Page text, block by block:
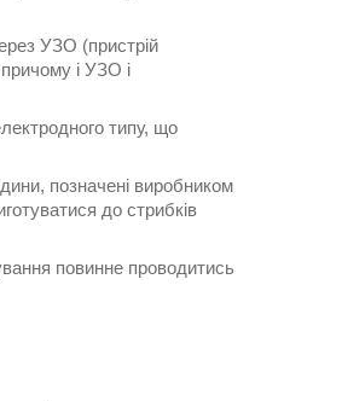
УЗО (пристрій
і УЗО і
типу, що
позначені виробником
до стрибків
повинне проводитись